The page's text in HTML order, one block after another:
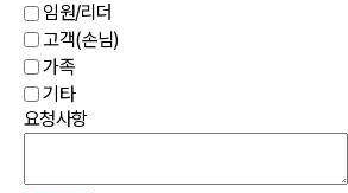
임원/리더
고객(손님)
가족
기타
요청사항